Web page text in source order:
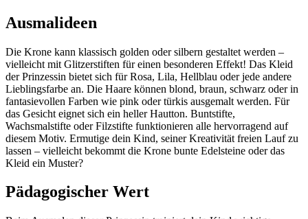
Ausmalideen
Die Krone kann klassisch golden oder silbern gestaltet werden –
vielleicht mit Glitzerstiften für einen besonderen Effekt! Das Kleid
der Prinzessin bietet sich für Rosa, Lila, Hellblau oder jede andere
Lieblingsfarbe an. Die Haare können blond, braun, schwarz oder in
fantasievollen Farben wie pink oder türkis ausgemalt werden. Für
das Gesicht eignet sich ein heller Hautton. Buntstifte,
Wachsmalstifte oder Filzstifte funktionieren alle hervorragend auf
diesem Motiv. Ermutige dein Kind, seiner Kreativität freien Lauf zu
lassen – vielleicht bekommt die Krone bunte Edelsteine oder das
Kleid ein Muster?
Pädagogischer Wert